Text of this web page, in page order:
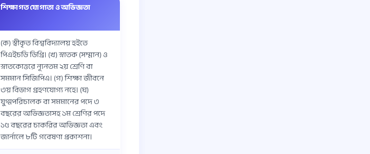
শিক্ষাগত যোগ্যতা ও অভিজ্ঞতা
(ক) স্বীকৃত বিশ্ববিদ্যালয় হইতে
পিএইচডি ডিগ্রি। (খ) স্নাতক (সম্মান) ও
স্নাতকোত্তরে ন্যূনতম ২য় শ্রেণি বা
সমমান সিজিপিএ। (গ) শিক্ষা জীবনে
৩য় বিভাগ গ্রহণযোগ্য নহে। (ঘ)
যুগ্মপরিচালক বা সমমানের পদে ৩
বছরের অভিজ্ঞতাসহ ১ম শ্রেণির পদে
১৫ বছরের চাকরির অভিজ্ঞতা এবং
জার্নালে ৮টি গবেষণা প্রকাশনা।